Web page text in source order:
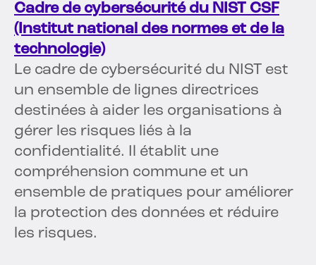
Cadre de cybersécurité du NIST CSF
(Institut national des normes et de la
technologie)
Le cadre de cybersécurité du NIST est
un ensemble de lignes directrices
destinées à aider les organisations à
gérer les risques liés à la
confidentialité. Il établit une
compréhension commune et un
ensemble de pratiques pour améliorer
la protection des données et réduire
les risques.